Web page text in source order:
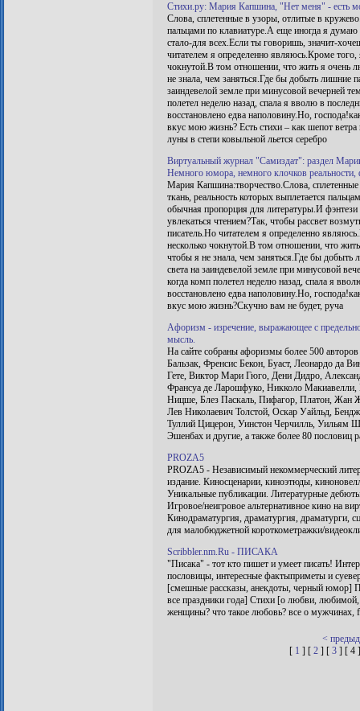
Стихи.ру: Мария Капшина, "Нет меня" - есть
Слова, сплетенные в узоры, отлитые в
пальцами по клавиатуре.А еще иногда я
стало-для всех.Если ты говоришь, значит-
читателем я определенно являюсь.Кроме
чокнутой.В том отношении, что жить я
не знала, чем заняться.Где бы добыть лишние
заиндевелой земле при минусовой вечерней
полетел неделю назад, спала я вволю в
восстановлено едва наполовину.Но,
вкус мою жизнь? Есть стихи – как шепот
луны в степи ковыльной льется серебро
Виртуальный журнал "Самиздат": раздел
Немного юмора, немного клочков реальности,
Мария Капшина:творчество.Слова,
ткань, реальность которых выплетается
обычная пропорция для литературы.И
увлекаться чтением?Так, чтобы рассвет
писатель.Но читателем я определенно
несколько чокнутой.В том отношении, что
чтобы я не знала, чем заняться.Где бы
света на заиндевелой земле при минусовой
когда комп полетел неделю назад, спала я
восстановлено едва наполовину.Но,
вкус мою жизнь?Скучно вам не будет, руча
Афоризм - изречение, выражающее с
мысль.
На сайте собраны афоризмы более 500
Бальзак, Френсис Бекон, Буаст, Леонардо да
Гете, Виктор Мари Гюго, Дени Дидро,
Франсуа де Ларошфуко, Никколо
Ницше, Блез Паскаль, Пифагор, Платон, Жан
Лев Николаевич Толстой, Оскар Уайльд,
Туллий Цицерон, Уинстон Черчилль, Уильям
Эшенбах и другие, а также более 80 пословиц
PROZA5
PROZA5 - Независимый некоммерческий
издание. Киносценарии, киноэтюды,
Уникальные публикации. Литературные
Игровое/неигровое альтернативное кино на
Кинодраматургия, драматургия, драматурги,
для малобюджетной короткометражки/
Scribbler.nm.Ru - ПИСАКА
"Писака" - тот кто пишет и умеет писать!
пословицы, интересные фактыприметы и
[смешные рассказы, анекдоты, черный юмор]
все праздники года] Стихи [о любви,
женщины? что такое любовь? все о мужчинах,
<
[ 1 ] [ 2 ] [ 3 ] [ 4